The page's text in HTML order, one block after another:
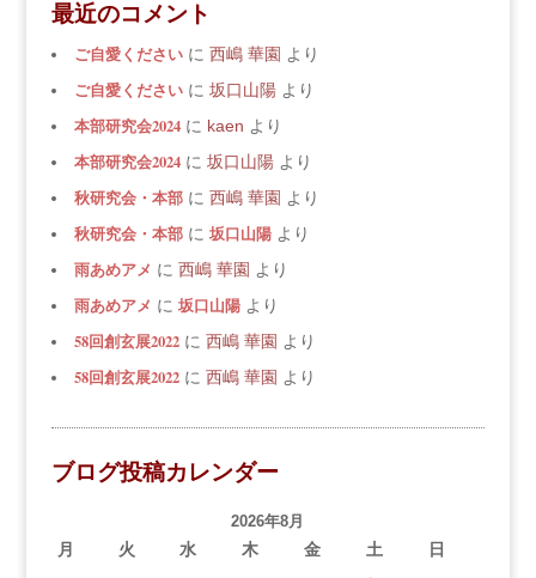
最近のコメント
ご自愛くださいに 西嶋 華園 より
ご自愛くださいに 坂口山陽より
本部研究会2024に kaen より
本部研究会2024に 坂口山陽より
秋研究会・本部に 西嶋 華園 より
秋研究会・本部に 坂口山陽より
雨あめアメ に 西嶋 華園 より
雨あめアメ に 坂口山陽より
58回創玄展2022に 西嶋 華園 より
58回創玄展2022に 西嶋 華園 より
ブログ投稿カレンダー
2026年8月
月 火 水 木 金 土
日